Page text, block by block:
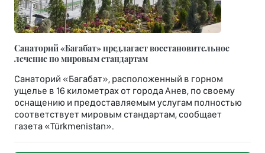
Санаторий «Багабат» предлагает восстановительное
лечение по мировым стандартам
Санаторий «Багабат», расположенный в горном
ущелье в 16 километрах от города Анев, по своему
оснащению и предоставляемым услугам полностью
соответствует мировым стандартам, сообщает
газета «Türkmenistan».